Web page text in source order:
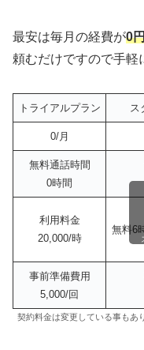
最安は毎月の経費が0
頼むだけですので手軽
トライアルプラン ス
0/月
無料通話時間
0時間
利用料金
20,000/時
無料6
事前準備費用
5,000/回
契約料金は変更している事もあ